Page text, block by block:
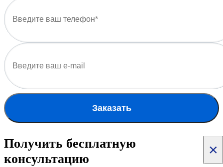
Заказать
×
Получить бесплатную
консультацию